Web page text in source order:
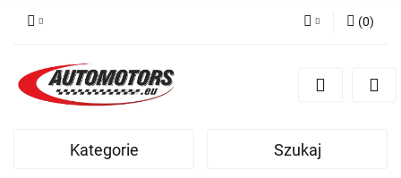
Zarejestruj się
(0)
Kategorie Szukaj